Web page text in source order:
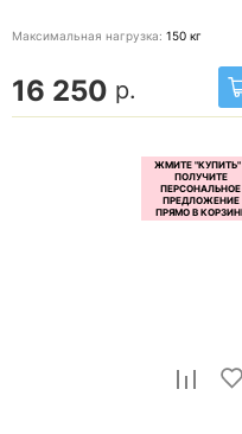
Максимальная нагрузка: 150 кг
16 250 р.